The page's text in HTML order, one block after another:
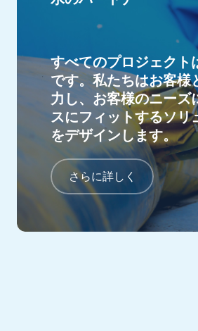
すべてのプロジェクト
です。私たちはお客様
力し、お客様のニーズ
スにフィットするソリ
をデザインします。
さらに詳しく